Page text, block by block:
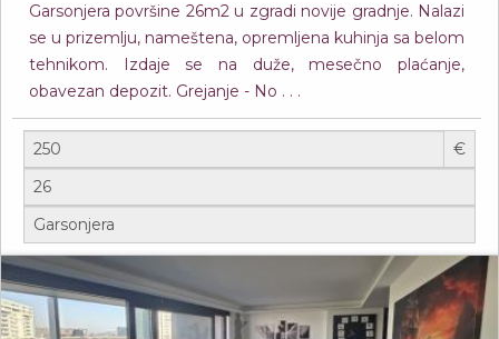
Garsonjera površine 26m2 u zgradi novije gradnje. Nalazi
se u prizemlju, nameštena, opremljena kuhinja sa belom
tehnikom. Izdaje se na duže, mesečno plaćanje,
obavezan depozit. Grejanje - No . . .
€